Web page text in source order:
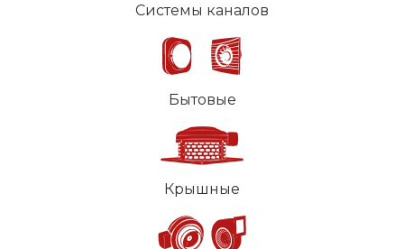
Системы каналов
Бытовые
Крышные